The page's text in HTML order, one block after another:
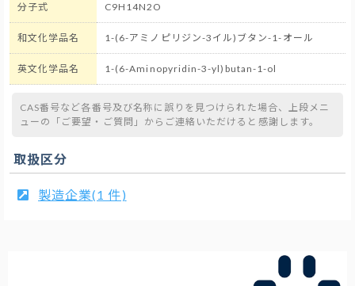
分子式 C9H14N2O
和文化学品名 1-(6-アミノピリジン-3イル)ブタン-1-オール
英文化学品名 1-(6-Aminopyridin-3-yl)butan-1-ol
CAS番号など各番号及び名称に誤りを見つけられた場合、上段メニ
ューの「ご要望・ご質問」からご連絡いただけると感謝します。
取扱区分
製造企業(1 件)